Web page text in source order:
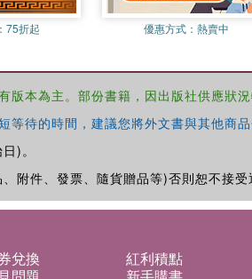
75折起 優惠方式： 熱賣中
本為主。部份書籍，因出版社供應狀況
待的時間，建議您將外文書與其他商
)。
附件、發票、隨貨贈品等)否則恕不接受
兌換
紅利積點